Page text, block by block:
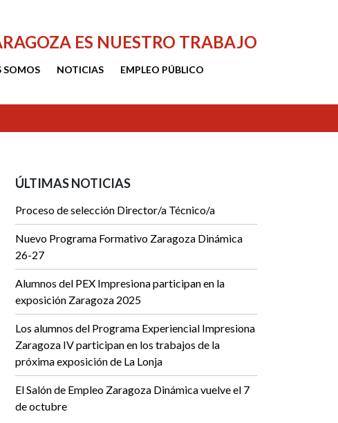
ES NUESTRO TRABAJO
SOMOS NOTICIAS
EMPLEO PÚBLICO
ÚLTIMAS NOTICIAS
Proceso de selección Director/a Técnico/a
Nuevo Programa Formativo Zaragoza Dinámica
26-27
Alumnos del PEX Impresiona participan en la
exposición Zaragoza 2025
Los alumnos del Programa Experiencial Impresiona
Zaragoza IV participan en los trabajos de la
próxima exposición de La Lonja
El Salón de Empleo Zaragoza Dinámica vuelve el 7
de octubre